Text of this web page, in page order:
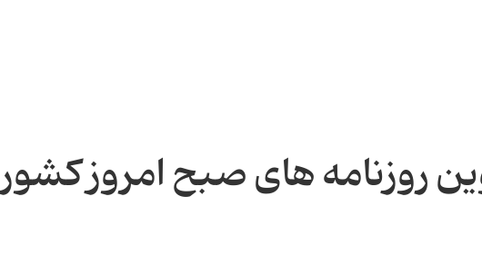
روزنامه های صبح امروز کشور